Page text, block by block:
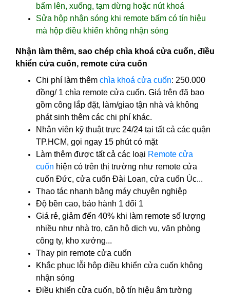
bấm lên, xuống, tạm dừng hoặc nút khoá
Sửa hộp nhận sóng khi remote bấm có tín hiệu
mà hộp điều khiển không nhận sóng
Nhận làm thêm, sao chép chìa khoá cửa cuốn, điều
khiển cửa cuốn, remote cửa cuốn
Chi phí làm thêm chìa khoá cửa cuốn: 250.000
đồng/ 1 chìa remote cửa cuốn. Giá trên đã bao
gồm công lắp đặt, làm/giao tận nhà và không
phát sinh thêm các chi phí khác.
Nhân viên kỹ thuật trực 24/24 tại tất cả các quận
TP.HCM, gọi ngay 15 phút có mặt
Làm thêm được tất cả các loại Remote cửa
cuốn hiện có trên thị trường như remote cửa
cuốn Đức, cửa cuốn Đài Loan, cửa cuốn Úc...
Thao tác nhanh bằng máy chuyên nghiệp
Độ bền cao, bảo hành 1 đổi 1
Giá rẻ, giảm đến 40% khi làm remote số lượng
nhiều như nhà trọ, căn hộ dịch vụ, văn phòng
công ty, kho xưởng...
Thay pin remote cửa cuốn
Khắc phục lỗi hộp điều khiển cửa cuốn không
nhận sóng
Điều khiển cửa cuốn, bộ tín hiệu âm tường